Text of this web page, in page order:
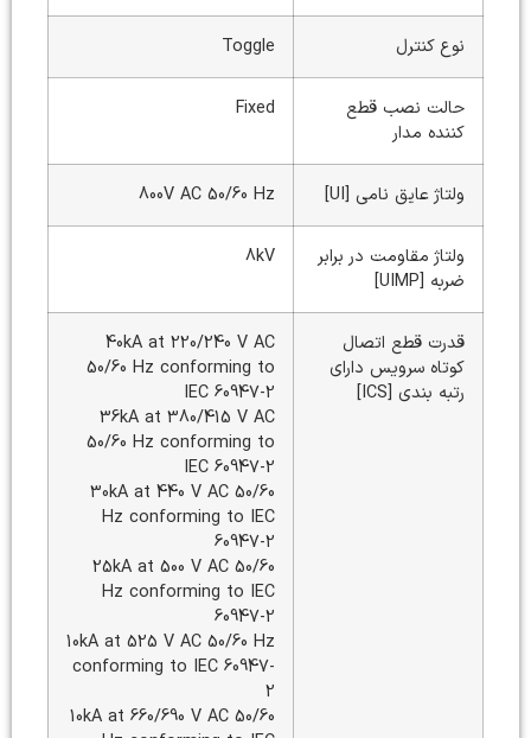
نوع کنترل Toggle
حالت نصب قطع
کننده مدار
Fixed
ولتاژ عایق نامی [UI] 800V AC 50/60 Hz
ولتاژ مقاومت در برابر
ضربه [UIMP]
8kV
قدرت قطع اتصال
کوتاه سرویس دارای
رتبه بندی [ICS]
40kA at 220/240 V AC
50/60 Hz conforming to
IEC 60947-2
36kA at 380/415 V AC
50/60 Hz conforming to
IEC 60947-2
30kA at 440 V AC 50/60
Hz conforming to IEC
60947-2
25kA at 500 V AC 50/60
Hz conforming to IEC
60947-2
10kA at 525 V AC 50/60 Hz
conforming to IEC 60947-
2
10kA at 660/690 V AC 50/60